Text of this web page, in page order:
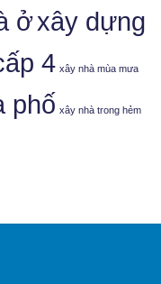
ởxây dựng
4 xây nhà mùa mưa
phố xây nhà trong hẻm